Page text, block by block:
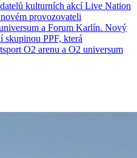
kulturních akcí Live Nation
provozovateli
a Forum Karlín. Nový
skupinou PPF, která
O2 arenu a O2 universum